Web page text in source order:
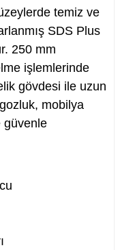
temiz ve
SDS Plus
250 mm
işlemlerinde
gövdesi ile uzun
mobilya
güvenle